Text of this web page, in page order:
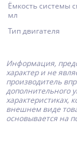
Ёмкость системы
мл
Тип двигателя
Информация,
характер и не
производитель
дополнительного
характеристиках,
внешнем виде
основывается на